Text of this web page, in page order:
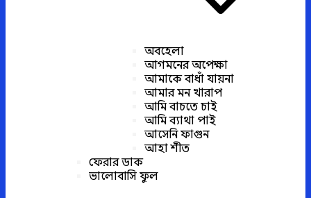
অবহেলা
আগমনের অপেক্ষা
আমাকে বাধাঁ যায়না
আমার মন খারাপ
আমি বাচতে চাই
আমি ব্যাথা পাই
আসেনি ফাগুন
আহা শীত
ফেরার ডাক
ভালোবাসি ফুল